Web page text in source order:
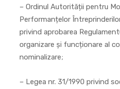
– Ordinul Autorității pentru
Performanțelor
privind aprobarea
organizare și funcționare al
nominalizare;
– Legea nr. 31/1990 privind